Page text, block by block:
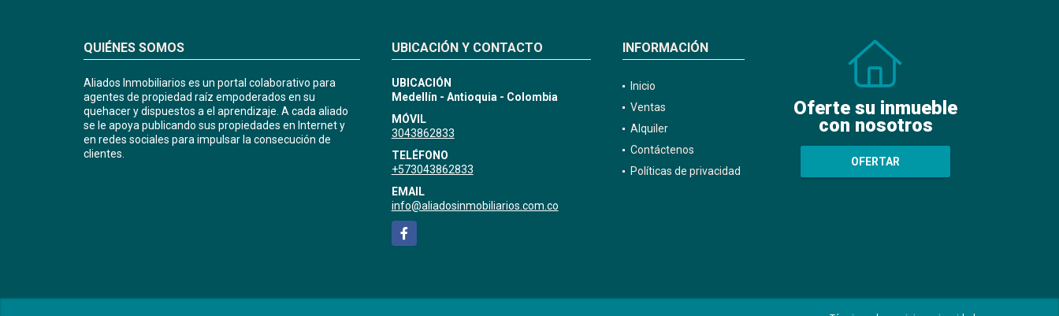
QUIÉNES SOMOS
Aliados Inmobiliarios es un portal colaborativo para
agentes de propiedad raíz empoderados en su
quehacer y dispuestos a el aprendizaje. A cada aliado
se le apoya publicando sus propiedades en Internet y
en redes sociales para impulsar la consecución de
clientes.
UBICACIÓN Y CONTACTO
UBICACIÓN
Medellín - Antioquia - Colombia
MÓVIL
3043862833
TELÉFONO
+573043862833
EMAIL
info@aliadosinmobiliarios.com.co
Facebook
INFORMACIÓN
Inicio
Ventas
Alquiler
Contáctenos
Políticas de privacidad
Oferte su inmueble
con nosotros
OFERTAR